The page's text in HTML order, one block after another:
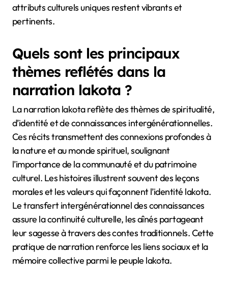
attributs culturels uniques restent vibrants et
pertinents.
Quels sont les principaux
thèmes reflétés dans la
narration lakota ?
La narration lakota reflète des thèmes de spiritualité,
d’identité et de connaissances intergénérationnelles.
Ces récits transmettent des connexions profondes à
la nature et au monde spirituel, soulignant
l’importance de la communauté et du patrimoine
culturel. Les histoires illustrent souvent des leçons
morales et les valeurs qui façonnent l’identité lakota.
Le transfert intergénérationnel des connaissances
assure la continuité culturelle, les aînés partageant
leur sagesse à travers des contes traditionnels. Cette
pratique de narration renforce les liens sociaux et la
mémoire collective parmi le peuple lakota.